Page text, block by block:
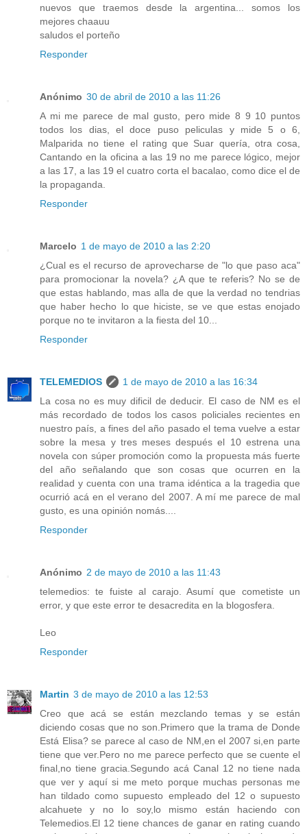
nuevos que traemos desde la argentina... somos los
mejores chaauu
saludos el porteño
Responder
Anónimo 30 de abril de 2010 a las 11:26
A mi me parece de mal gusto, pero mide 8 9 10 puntos
todos los dias, el doce puso peliculas y mide 5 o 6,
Malparida no tiene el rating que Suar quería, otra cosa,
Cantando en la oficina a las 19 no me parece lógico, mejor
a las 17, a las 19 el cuatro corta el bacalao, como dice el de
la propaganda.
Responder
Marcelo 1 de mayo de 2010 a las 2:20
¿Cual es el recurso de aprovecharse de "lo que paso aca"
para promocionar la novela? ¿A que te referis? No se de
que estas hablando, mas alla de que la verdad no tendrias
que haber hecho lo que hiciste, se ve que estas enojado
porque no te invitaron a la fiesta del 10...
Responder
TELEMEDIOS
1 de mayo de 2010 a las 16:34
La cosa no es muy dificil de deducir. El caso de NM es el
más recordado de todos los casos policiales recientes en
nuestro país, a fines del año pasado el tema vuelve a estar
sobre la mesa y tres meses después el 10 estrena una
novela con súper promoción como la propuesta más fuerte
del año señalando que son cosas que ocurren en la
realidad y cuenta con una trama idéntica a la tragedia que
ocurrió acá en el verano del 2007. A mí me parece de mal
gusto, es una opinión nomás....
Responder
Anónimo 2 de mayo de 2010 a las 11:43
telemedios: te fuiste al carajo. Asumí que cometiste un
error, y que este error te desacredita en la blogosfera.
Leo
Responder
Martin 3 de mayo de 2010 a las 12:53
Creo que acá se están mezclando temas y se están
diciendo cosas que no son.Primero que la trama de Donde
Está Elisa? se parece al caso de NM,en el 2007 si,en parte
tiene que ver.Pero no me parece perfecto que se cuente el
final,no tiene gracia.Segundo acá Canal 12 no tiene nada
que ver y aquí si me meto porque muchas personas me
han tildado como supuesto empleado del 12 o supuesto
alcahuete y no lo soy,lo mismo están haciendo con
Telemedios.El 12 tiene chances de ganar en rating cuando